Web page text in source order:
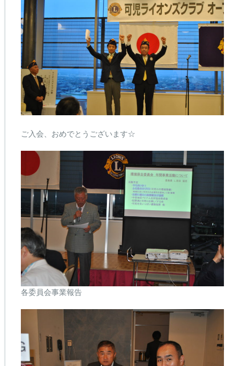
ご入会、おめでとうございます☆
各委員会事業報告